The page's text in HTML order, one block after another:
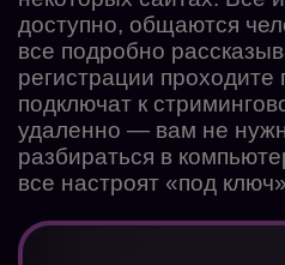
доступно, общаются
все подробно
регистрации
подключат к
удаленно — вам не
разбираться в
все настроят «под ключ»